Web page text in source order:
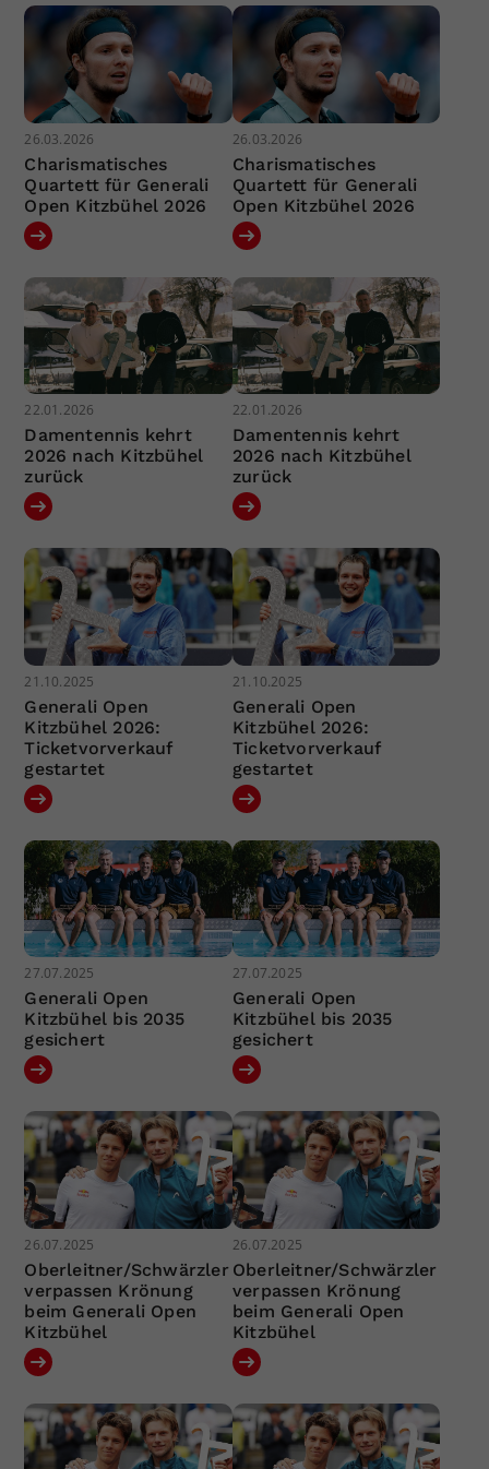
26.03.2026
Charismatisches
Quartett für Generali
Open Kitzbühel 2026
26.03.2026
Charismatisches
Quartett für Generali
Open Kitzbühel 2026
22.01.2026
Damentennis kehrt
2026 nach Kitzbühel
zurück
22.01.2026
Damentennis kehrt
2026 nach Kitzbühel
zurück
21.10.2025
Generali Open
Kitzbühel 2026:
Ticketvorverkauf
gestartet
21.10.2025
Generali Open
Kitzbühel 2026:
Ticketvorverkauf
gestartet
27.07.2025
Generali Open
Kitzbühel bis 2035
gesichert
27.07.2025
Generali Open
Kitzbühel bis 2035
gesichert
26.07.2025
Oberleitner/Schwärzler
verpassen Krönung
beim Generali Open
Kitzbühel
26.07.2025
Oberleitner/Schwärzler
verpassen Krönung
beim Generali Open
Kitzbühel